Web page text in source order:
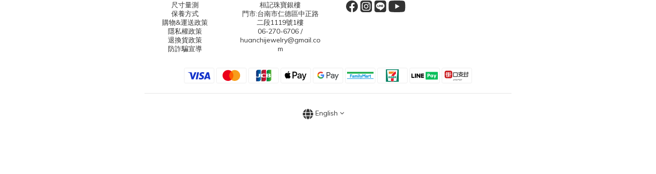
尺寸量測
保養方式
購物&運送政策
隱私權政策
退換貨政策
防詐騙宣導
桓記珠寶銀樓
門市:台南市仁德區中正路
二段1119號1樓
06-270-6706 /
huanchijewelry@gmail.co
m
English